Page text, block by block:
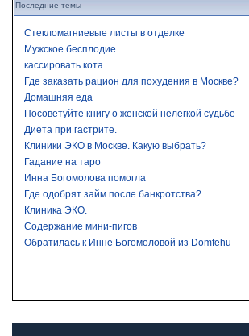
Последние темы
Стекломагниевые листы в отделке
Мужское бесплодие.
кассировать кота
Где заказать рацион для похудения в Москве?
Домашняя еда
Посоветуйте книгу о женской нелегкой судьбе
Диета при гастрите.
Клиники ЭКО в Москве. Какую выбрать?
Гадание на таро
Инна Богомолова помогла
Где одобрят займ после банкротства?​
Клиника ЭКО.
Содержание мини-пигов
Обратилась к Инне Богомоловой из Domfehu